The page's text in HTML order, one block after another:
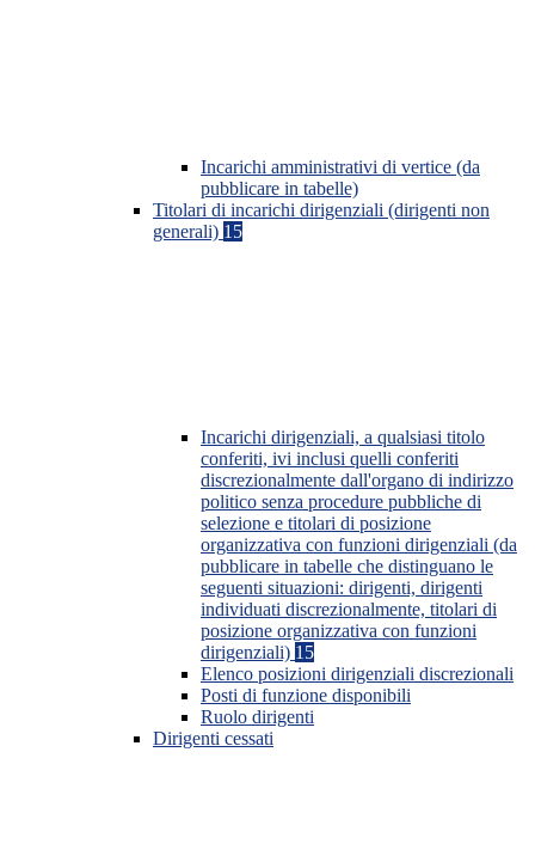
Incarichi amministrativi di vertice (da
pubblicare in tabelle)
Titolari di incarichi dirigenziali (dirigenti non
generali) 15
Incarichi dirigenziali, a qualsiasi titolo
conferiti, ivi inclusi quelli conferiti
discrezionalmente dall'organo di indirizzo
politico senza procedure pubbliche di
selezione e titolari di posizione
organizzativa con funzioni dirigenziali (da
pubblicare in tabelle che distinguano le
seguenti situazioni: dirigenti, dirigenti
individuati discrezionalmente, titolari di
posizione organizzativa con funzioni
dirigenziali) 15
Elenco posizioni dirigenziali discrezionali
Posti di funzione disponibili
Ruolo dirigenti
Dirigenti cessati